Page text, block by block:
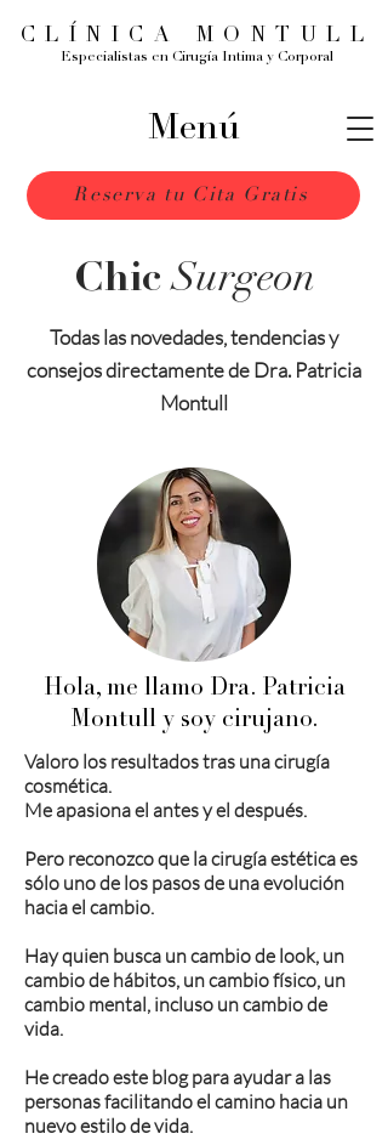
Reserva tu Cita Gratis
CLÍNICA MONTULL
Especialistas en Cirugía Intima y Corporal
Menú
ChicSurgeon
Todas las novedades, tendencias y
consejos directamente de Dra. Patricia
Montull
Hola, me llamo Dra. Patricia
Montull y soy cirujano.
Valoro los resultados tras una cirugía
cosmética.
Me apasiona el antes y el después.
Pero reconozco que la cirugía estética es
sólo uno de los pasos de una evolución
hacia el cambio.
Hay quien busca un cambio de look, un
cambio de hábitos, un cambio físico, un
cambio mental, incluso un cambio de
vida.
He creado este blog para ayudar a las
personas facilitando el camino hacia un
nuevo estilo de vida.